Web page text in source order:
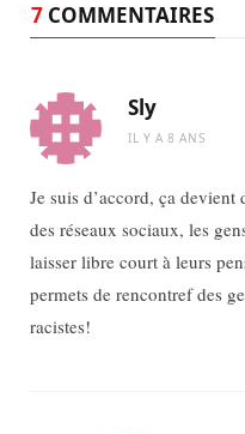
7 COMMENTAIRES
Sly
IL Y A 8 ANS
Je suis d’accord, ça
des réseaux sociaux, les
laisser libre court à leurs
permets de rencontref des
racistes!